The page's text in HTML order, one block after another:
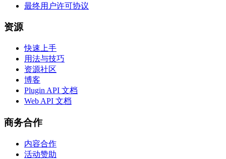
最终用户许可协议
资源
快速上手
用法与技巧
资源社区
博客
Plugin API 文档
Web API 文档
商务合作
内容合作
活动赞助